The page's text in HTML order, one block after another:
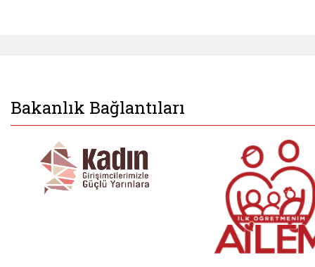
Bakanlık Bağlantıları